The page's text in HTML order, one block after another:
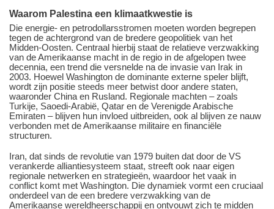
Waarom Palestina een klimaatkwestie is
Die energie- en petrodollarsstromen moeten worden begrepen
tegen de achtergrond van de bredere geopolitiek van het
Midden-Oosten. Centraal hierbij staat de relatieve verzwakking
van de Amerikaanse macht in de regio in de afgelopen twee
decennia, een trend die versnelde na de invasie van Irak in
2003. Hoewel Washington de dominante externe speler blijft,
wordt zijn positie steeds meer betwist door andere staten,
waaronder China en Rusland. Regionale machten – zoals
Turkije, Saoedi-Arabië, Qatar en de Verenigde Arabische
Emiraten – blijven hun invloed uitbreiden, ook al blijven ze nauw
verbonden met de Amerikaanse militaire en financiële
structuren.
Iran, dat sinds de revolutie van 1979 buiten dat door de VS
verankerde alliantiesysteem staat, streeft ook naar eigen
regionale netwerken en strategieën, waardoor het vaak in
conflict komt met Washington. Die dynamiek vormt een cruciaal
onderdeel van de een bredere verzwakking van de
Amerikaanse wereldheerschappij en ontvouwt zich te midden